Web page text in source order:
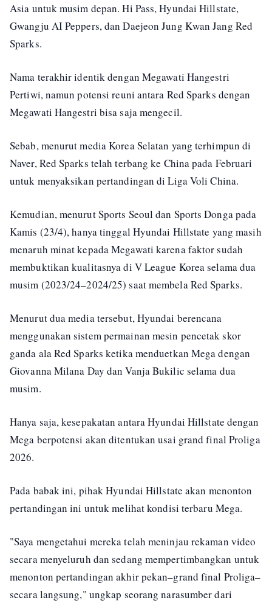
Asia untuk musim depan. Hi Pass, Hyundai Hillstate,
Gwangju AI Peppers, dan Daejeon Jung Kwan Jang Red
Sparks.
Nama terakhir identik dengan Megawati Hangestri
Pertiwi, namun potensi reuni antara Red Sparks dengan
Megawati Hangestri bisa saja mengecil.
Sebab, menurut media Korea Selatan yang terhimpun di
Naver, Red Sparks telah terbang ke China pada Februari
untuk menyaksikan pertandingan di Liga Voli China.
Kemudian, menurut Sports Seoul dan Sports Donga pada
Kamis (23/4), hanya tinggal Hyundai Hillstate yang masih
menaruh minat kepada Megawati karena faktor sudah
membuktikan kualitasnya di V League Korea selama dua
musim (2023/24–2024/25) saat membela Red Sparks.
Menurut dua media tersebut, Hyundai berencana
menggunakan sistem permainan mesin pencetak skor
ganda ala Red Sparks ketika menduetkan Mega dengan
Giovanna Milana Day dan Vanja Bukilic selama dua
musim.
Hanya saja, kesepakatan antara Hyundai Hillstate dengan
Mega berpotensi akan ditentukan usai grand final Proliga
2026.
Pada babak ini, pihak Hyundai Hillstate akan menonton
pertandingan ini untuk melihat kondisi terbaru Mega.
"Saya mengetahui mereka telah meninjau rekaman video
secara menyeluruh dan sedang mempertimbangkan untuk
menonton pertandingan akhir pekan–grand final Proliga–
secara langsung," ungkap seorang narasumber dari